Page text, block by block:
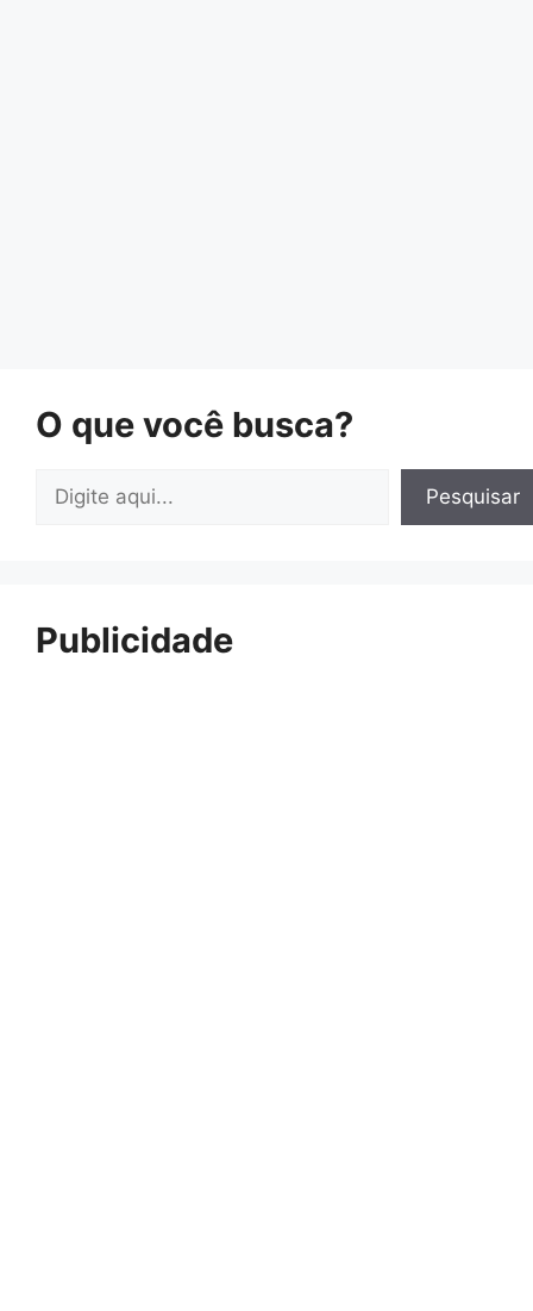
O que você busca?
Pesquisar Pesquisar
Publicidade